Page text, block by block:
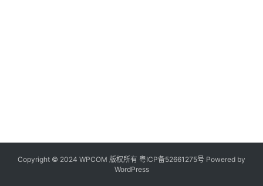
Copyright © 2024 WPCOM 版权所有 粤ICP备52661275号 Powered by
WordPress